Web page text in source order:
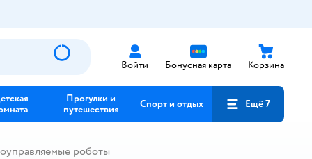
Войти Бонусная карта Корзина
Прогулки и
путешествия
Спорт и отдых Ещё 7
роботы